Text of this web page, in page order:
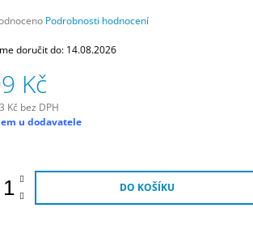
Podrobnosti hodnocení
doručit do: 14.08.2026
Kč
Kč bez DPH
u dodavatele
DO KOŠÍKU